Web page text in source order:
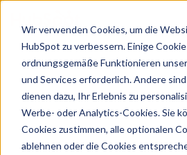
Wir verwenden Cookies, um die
HubSpot zu verbessern. Einige
ordnungsgemäße Funktionieren
und Services erforderlich. Andere
dienen dazu, Ihr Erlebnis zu
Werbe- oder Analytics-Cookies. Sie
Cookies zustimmen, alle optionalen
ablehnen oder die Cookies
Klare Richtlinien. Auf der
Legal